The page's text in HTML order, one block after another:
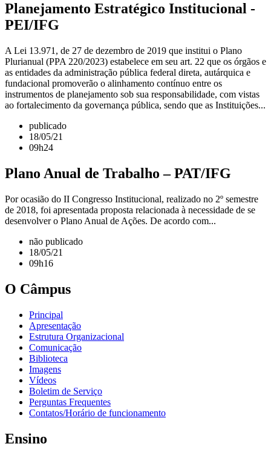
Planejamento Estratégico Institucional -
PEI/IFG
A Lei 13.971, de 27 de dezembro de 2019 que institui o Plano
Plurianual (PPA 220/2023) estabelece em seu art. 22 que os órgãos e
as entidades da administração pública federal direta, autárquica e
fundacional promoverão o alinhamento contínuo entre os
instrumentos de planejamento sob sua responsabilidade, com vistas
ao fortalecimento da governança pública, sendo que as Instituições...
publicado
18/05/21
09h24
Plano Anual de Trabalho – PAT/IFG
Por ocasião do II Congresso Institucional, realizado no 2º semestre
de 2018, foi apresentada proposta relacionada à necessidade de se
desenvolver o Plano Anual de Ações. De acordo com...
não publicado
18/05/21
09h16
O Câmpus
Principal
Apresentação
Estrutura Organizacional
Comunicação
Biblioteca
Imagens
Vídeos
Boletim de Serviço
Perguntas Frequentes
Contatos/Horário de funcionamento
Ensino